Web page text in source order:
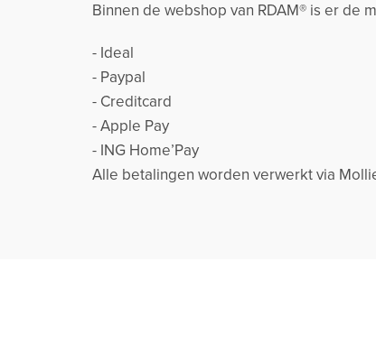
Binnen de webshop van RDAM® is er
- Ideal
- Paypal
- Creditcard
- Apple Pay
- ING Home’Pay
Alle betalingen worden verwerkt via